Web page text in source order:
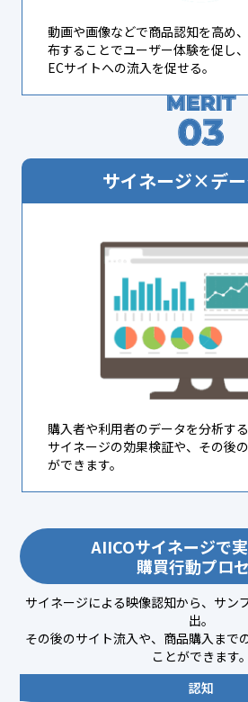
動画や画像などで商品認知を高め
布することでユーザー体験を促し
ECサイトへの流入を促せる。
サイネージ×デ
購入者や利用者のデータを分析す
サイネージの効果検証や、その後
ができます。
AIICOサイネージで
購買行動プロ
サイネージによる映像認知から、サン
出。
その後のサイト流入や、商品購入まで
ことができます。
認知